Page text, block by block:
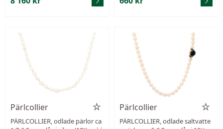
Pärlcollier
PÄRLCOLLIER, odlade pärlor ca
Pärlcollier
PÄRLCOLLIER, odlade saltvatte